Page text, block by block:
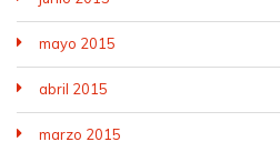
mayo 2015
abril 2015
marzo 2015